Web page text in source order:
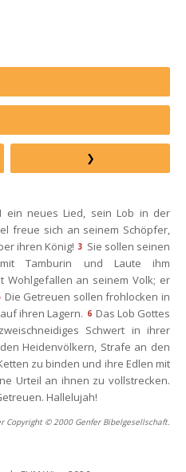
ein neues Lied, sein Lob in der
freue sich an seinem Schöpfer,
ihren König! 3 Sie sollen seinen
Tamburin und Laute ihm
Wohlgefallen an seinem Volk; er
Die Getreuen sollen frohlocken in
ihren Lagern. 6 Das Lob Gottes
Schwert in ihrer
Heidenvölkern, Strafe an den
zu binden und ihre Edlen mit
Urteil an ihnen zu vollstrecken.
Hallelujah!
Copyright © 2000 Genfer Bibelgesellschaft.